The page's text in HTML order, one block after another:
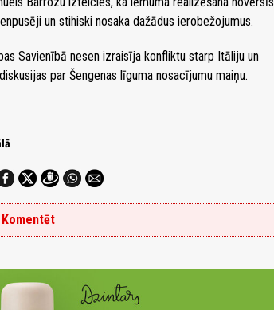
un stihiski nosaka dažādus ierobežojumus.
Savienībā nesen izraisīja konfliktu starp Itāliju un
par Šengenas līguma nosacījumu maiņu.
Komentēt